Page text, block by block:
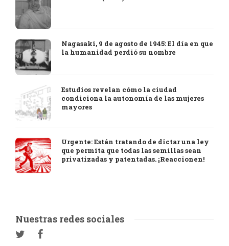
Nagasaki, 9 de agosto de 1945: El día en que
la humanidad perdió su nombre
Estudios revelan cómo la ciudad
condiciona la autonomía de las mujeres
mayores
Urgente: Están tratando de dictar una ley
que permita que todas las semillas sean
privatizadas y patentadas. ¡Reaccionen!
Nuestras redes sociales